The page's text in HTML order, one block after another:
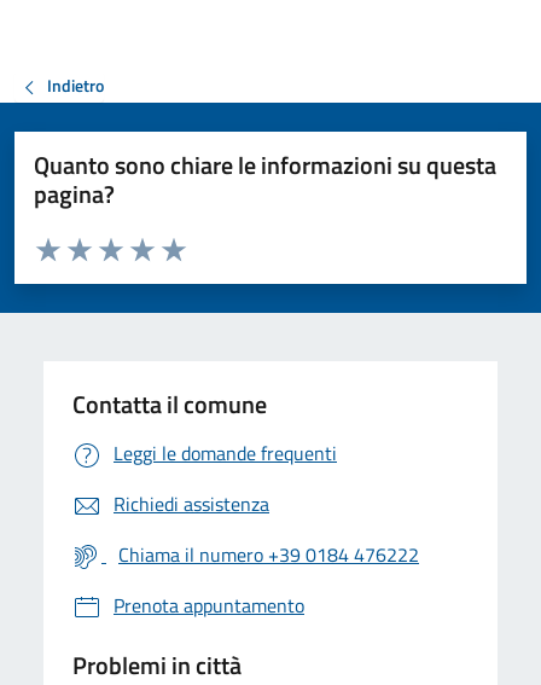
Indietro
Quanto sono chiare le informazioni su questa
pagina?
Valuta da 1 a 5 stelle la pagina
Valuta 5 stelle su 5
Valuta 4 stelle su 5
Valuta 3 stelle su 5
Valuta 2 stelle su 5
Valuta 1 stelle su 5
Contatta il comune
Leggi le domande frequenti
Richiedi assistenza
Chiama il numero +39 0184 476222
Prenota appuntamento
Problemi in città